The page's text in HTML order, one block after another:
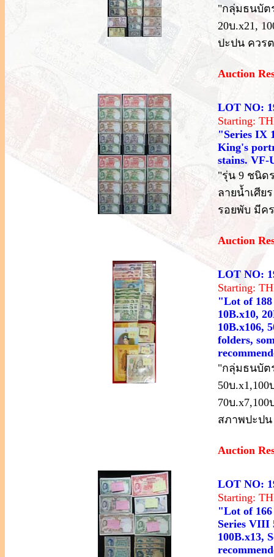
"กลุ่มธนบัต
20บ.x21,
ปะปน ควร
Auction
LOT NO:
Starting:
"Series IX
King's
stains. VF-
"รุ่น 9 ชนิด
ลายน้ำเศีย
รอยพับ มีค
Auction
LOT NO:
Starting:
"Lot of
10B.x10,
10B.x106,
folders,
"กลุ่มธนบัต
50บ
70บ
สภาพปะปน
Auction
LOT NO:
Starting:
"Lot of
Series VIII
100B.x13,